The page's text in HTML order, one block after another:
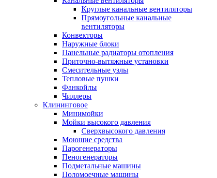
Круглые канальные вентиляторы
Прямоугольные канальные
вентиляторы
Конвекторы
Наружные блоки
Панельные радиаторы отопления
Приточно-вытяжные установки
Смесительные узлы
Тепловые пушки
Фанкойлы
Чиллеры
Клининговое
Минимойки
Мойки высокого давления
Сверхвысокого давления
Моющие средства
Парогенераторы
Пеногенераторы
Подметальные машины
Поломоечные машины